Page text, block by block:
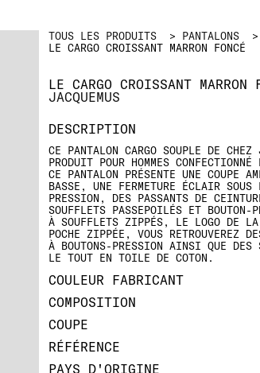
TOUS LES PRODUITS PANTALONS
LE CARGO CROISSANT MARRON FONCÉ
LE CARGO CROISSANT MARRON
JACQUEMUS
DESCRIPTION
CE PANTALON CARGO SOUPLE DE CHEZ
PRODUIT POUR HOMMES CONFECTIONNÉ
CE PANTALON PRÉSENTE UNE COUPE
BASSE, UNE FERMETURE ÉCLAIR SOUS
PRESSION, DES PASSANTS DE
SOUFFLETS PASSEPOILÉS ET BOUTON-
À SOUFFLETS ZIPPÉS, LE LOGO DE LA
POCHE ZIPPÉE, VOUS RETROUVEREZ
À BOUTONS-PRESSION AINSI QUE DES
LE TOUT EN TOILE DE COTON.
COULEUR FABRICANT
COMPOSITION
COUPE
RÉFÉRENCE
PAYS D'ORIGINE